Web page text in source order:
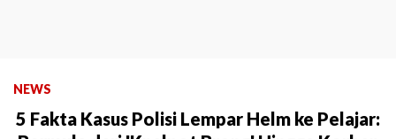
NEWS
5 Fakta Kasus Polisi Lempar Helm ke Pelajar: